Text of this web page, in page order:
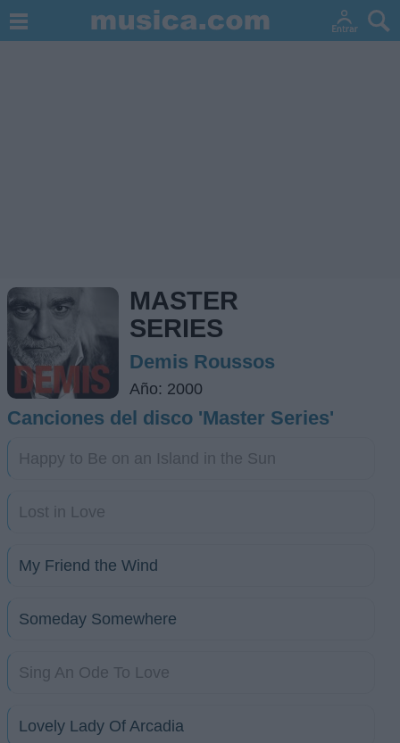
MASTER
SERIES
Demis Roussos
Año: 2000
Canciones del disco 'Master Series'
Happy to Be on an Island in the Sun
Lost in Love
My Friend the Wind
Someday Somewhere
Sing An Ode To Love
Lovely Lady Of Arcadia